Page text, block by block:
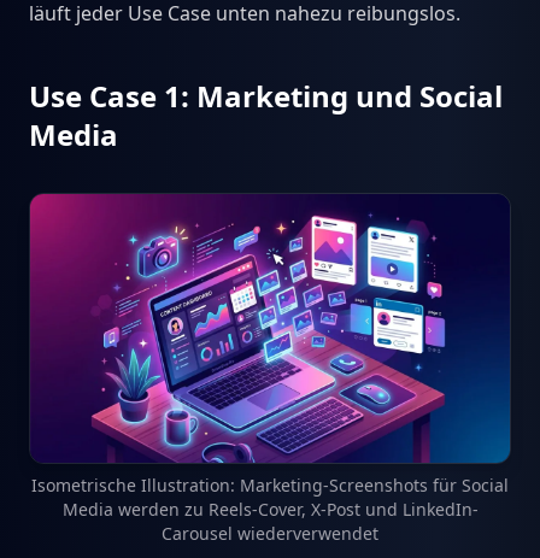
läuft jeder Use Case unten nahezu reibungslos.
Use Case 1: Marketing und Social
Media
Isometrische Illustration: Marketing-Screenshots für Social
Media werden zu Reels-Cover, X-Post und LinkedIn-
Carousel wiederverwendet